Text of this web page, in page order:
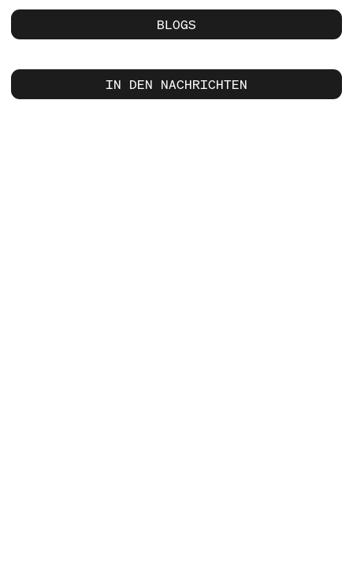
BLOGS
IN DEN NACHRICHTEN